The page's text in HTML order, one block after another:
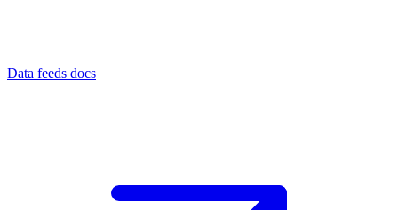
Data feeds docs